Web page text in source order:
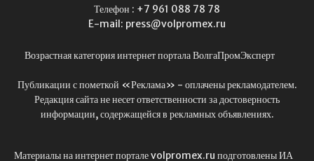
Телефон : +7 961 088 78 78
E-mail: press@volpromex.ru
Возрастная категория интернет портала ВолгаПромЭксперт
Публикации с пометкой «Реклама» - оплачены рекламодателем.
Редакция сайта не несет ответственности за достоверность
информации, содержащейся в рекламных объявлениях.
Материалы на интернет портале volpromex.ru подготовлены ИА